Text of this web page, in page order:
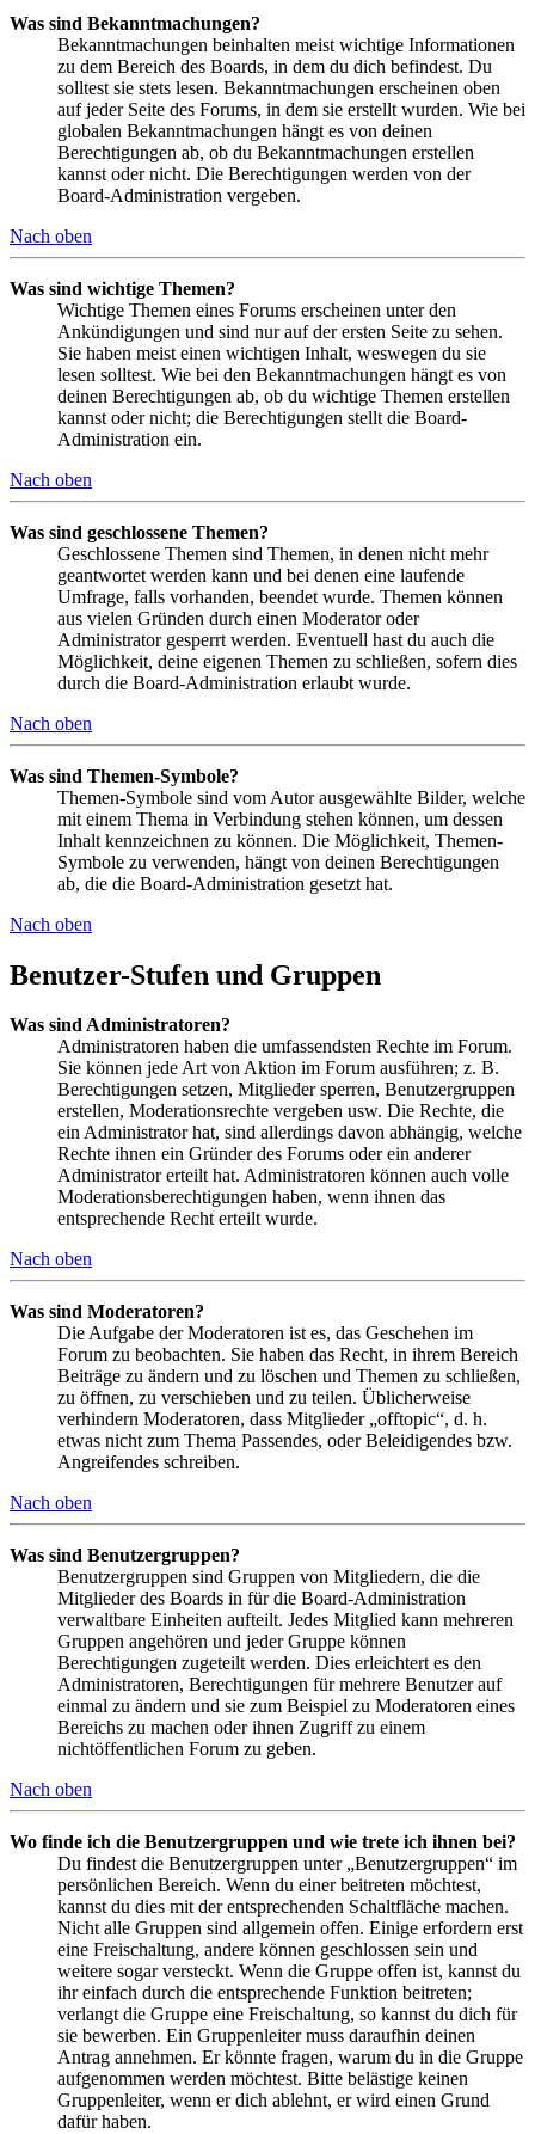
Was sind Bekanntmachungen?
Bekanntmachungen beinhalten meist wichtige Informationen
zu dem Bereich des Boards, in dem du dich befindest. Du
solltest sie stets lesen. Bekanntmachungen erscheinen oben
auf jeder Seite des Forums, in dem sie erstellt wurden. Wie bei
globalen Bekanntmachungen hängt es von deinen
Berechtigungen ab, ob du Bekanntmachungen erstellen
kannst oder nicht. Die Berechtigungen werden von der
Board-Administration vergeben.
Nach oben
Was sind wichtige Themen?
Wichtige Themen eines Forums erscheinen unter den
Ankündigungen und sind nur auf der ersten Seite zu sehen.
Sie haben meist einen wichtigen Inhalt, weswegen du sie
lesen solltest. Wie bei den Bekanntmachungen hängt es von
deinen Berechtigungen ab, ob du wichtige Themen erstellen
kannst oder nicht; die Berechtigungen stellt die Board-
Administration ein.
Nach oben
Was sind geschlossene Themen?
Geschlossene Themen sind Themen, in denen nicht mehr
geantwortet werden kann und bei denen eine laufende
Umfrage, falls vorhanden, beendet wurde. Themen können
aus vielen Gründen durch einen Moderator oder
Administrator gesperrt werden. Eventuell hast du auch die
Möglichkeit, deine eigenen Themen zu schließen, sofern dies
durch die Board-Administration erlaubt wurde.
Nach oben
Was sind Themen-Symbole?
Themen-Symbole sind vom Autor ausgewählte Bilder, welche
mit einem Thema in Verbindung stehen können, um dessen
Inhalt kennzeichnen zu können. Die Möglichkeit, Themen-
Symbole zu verwenden, hängt von deinen Berechtigungen
ab, die die Board-Administration gesetzt hat.
Nach oben
Benutzer-Stufen und Gruppen
Was sind Administratoren?
Administratoren haben die umfassendsten Rechte im Forum.
Sie können jede Art von Aktion im Forum ausführen; z. B.
Berechtigungen setzen, Mitglieder sperren, Benutzergruppen
erstellen, Moderationsrechte vergeben usw. Die Rechte, die
ein Administrator hat, sind allerdings davon abhängig, welche
Rechte ihnen ein Gründer des Forums oder ein anderer
Administrator erteilt hat. Administratoren können auch volle
Moderationsberechtigungen haben, wenn ihnen das
entsprechende Recht erteilt wurde.
Nach oben
Was sind Moderatoren?
Die Aufgabe der Moderatoren ist es, das Geschehen im
Forum zu beobachten. Sie haben das Recht, in ihrem Bereich
Beiträge zu ändern und zu löschen und Themen zu schließen,
zu öffnen, zu verschieben und zu teilen. Üblicherweise
verhindern Moderatoren, dass Mitglieder „offtopic“, d. h.
etwas nicht zum Thema Passendes, oder Beleidigendes bzw.
Angreifendes schreiben.
Nach oben
Was sind Benutzergruppen?
Benutzergruppen sind Gruppen von Mitgliedern, die die
Mitglieder des Boards in für die Board-Administration
verwaltbare Einheiten aufteilt. Jedes Mitglied kann mehreren
Gruppen angehören und jeder Gruppe können
Berechtigungen zugeteilt werden. Dies erleichtert es den
Administratoren, Berechtigungen für mehrere Benutzer auf
einmal zu ändern und sie zum Beispiel zu Moderatoren eines
Bereichs zu machen oder ihnen Zugriff zu einem
nichtöffentlichen Forum zu geben.
Nach oben
Wo finde ich die Benutzergruppen und wie trete ich ihnen bei?
Du findest die Benutzergruppen unter „Benutzergruppen“ im
persönlichen Bereich. Wenn du einer beitreten möchtest,
kannst du dies mit der entsprechenden Schaltfläche machen.
Nicht alle Gruppen sind allgemein offen. Einige erfordern erst
eine Freischaltung, andere können geschlossen sein und
weitere sogar versteckt. Wenn die Gruppe offen ist, kannst du
ihr einfach durch die entsprechende Funktion beitreten;
verlangt die Gruppe eine Freischaltung, so kannst du dich für
sie bewerben. Ein Gruppenleiter muss daraufhin deinen
Antrag annehmen. Er könnte fragen, warum du in die Gruppe
aufgenommen werden möchtest. Bitte belästige keinen
Gruppenleiter, wenn er dich ablehnt, er wird einen Grund
dafür haben.